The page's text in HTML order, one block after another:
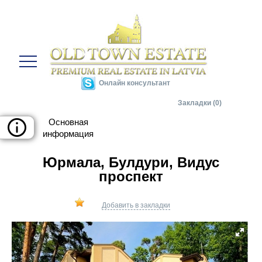
Онлайн консультант
Закладки (0)
Юрмала, Булдури, Видус
проспект
Добавить в закладки